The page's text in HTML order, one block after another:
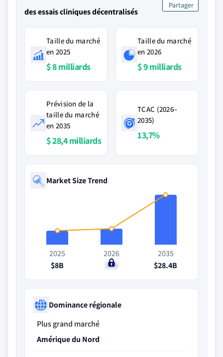
des essais cliniques décentralisés
Partager
Taille du marché
en 2025
$ 8 milliards
Taille du marché
en 2026
$ 9 milliards
Prévision de la
taille du marché
en 2035
$ 28,4 milliards
TCAC (2026–
2035)
13,7%
Market Size Trend
2025
$8B
2026
$9B
2035
$28.4B
Dominance régionale
Plus grand marché
Amérique du Nord